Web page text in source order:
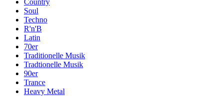
Country
Soul
Techno
R'n'B
Latin
70er
Traditionelle Musik
Tradtionelle Musik
90er
Trance
Heavy Metal